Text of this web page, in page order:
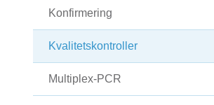
Konfirmering
Kvalitetskontroller
Multiplex-PCR